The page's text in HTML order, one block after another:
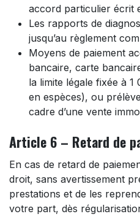
accord particulier écrit
Les rapports de
jusqu’au règlement
Moyens de paiement
bancaire, carte
la limite légale fixée à
en espèces), ou
cadre d’une vente
Article 6 – Retard de
En cas de retard de
droit, sans avertissement
prestations et de les
votre part, dès